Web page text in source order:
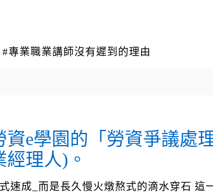
專業職業講師沒有遲到的理由
資e學園的「勞資爭議處
理人)。
成_而是長久慢火燉熬式的滴水穿石 這